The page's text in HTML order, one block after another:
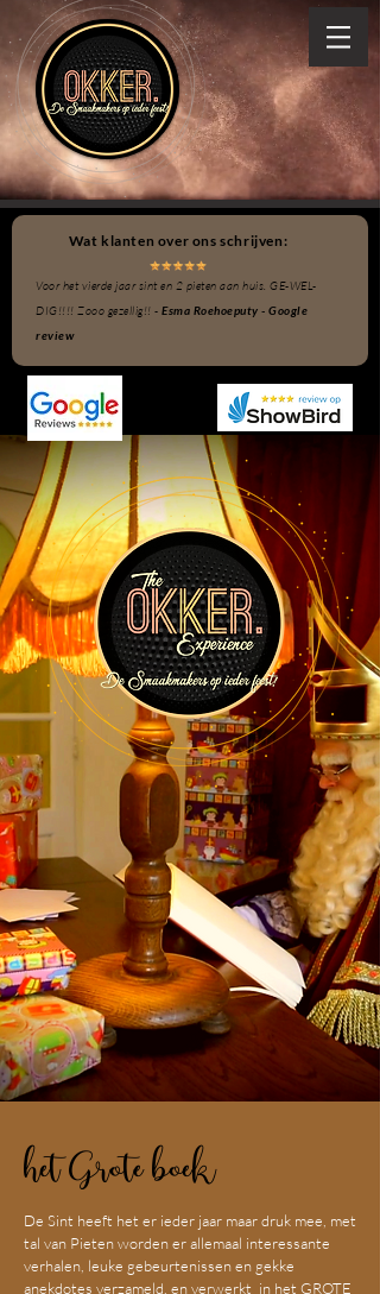
Wat klanten over ons schrijven:
Voor het vierde jaar sint en 2 pieten aan huis. GE-WEL-
DIG!!!! Zooo gezellig!! - Esma Roehoeputy - Google
review
het Grote boek
De Sint heeft het er ieder jaar maar druk mee, met
tal van Pieten worden er allemaal interessante
verhalen, leuke gebeurtenissen en gekke
anekdotes verzameld, en verwerkt in het GROTE